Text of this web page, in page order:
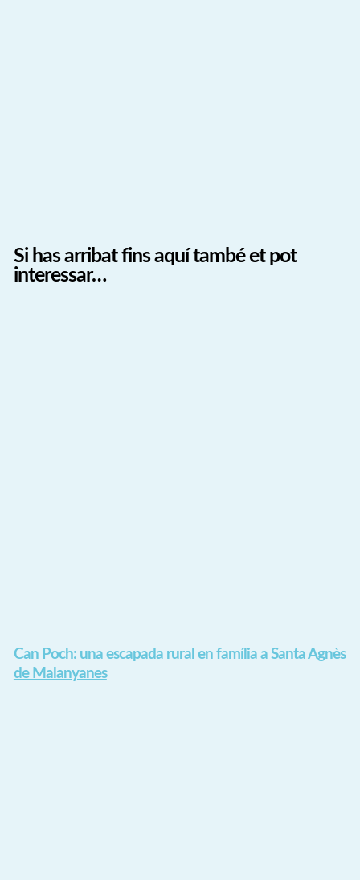
Si has arribat fins aquí també et pot
interessar…
Can Poch: una escapada rural en família a Santa Agnès
de Malanyanes